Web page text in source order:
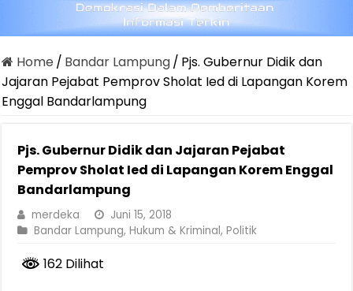
Home / Bandar Lampung/ Pjs. Gubernur Didik dan
Jajaran Pejabat Pemprov Sholat Ied di Lapangan Korem
Enggal Bandarlampung
Pjs. Gubernur Didik dan Jajaran Pejabat
Pemprov Sholat Ied di Lapangan Korem Enggal
Bandarlampung
merdeka
Juni 15, 2018
Bandar Lampung,Hukum & Kriminal,Politik
162 Dilihat